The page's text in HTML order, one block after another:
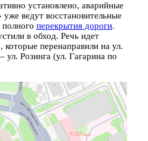
установлено, аварийные
ведут восстановительные
перекрытия дороги.
в обход. Речь идет
перенаправили на ул.
Розинга (ул. Гагарина по